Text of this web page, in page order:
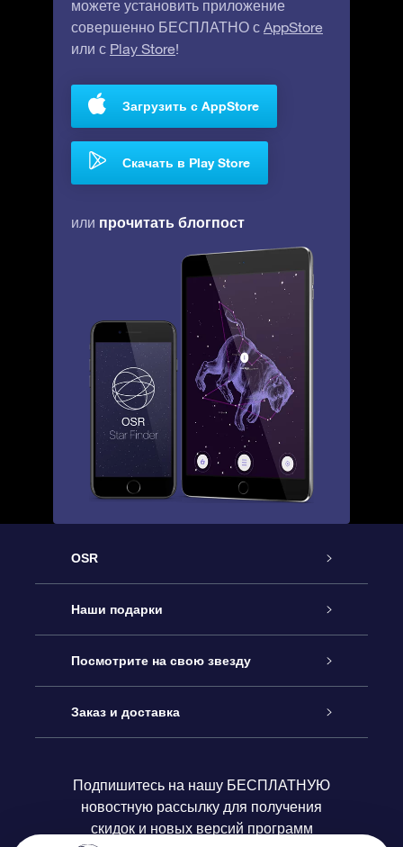
можете установить приложение
совершенно БЕСПЛАТНО с AppStore
или с Play Store!
Загрузить с AppStore
Скачать в Play Store
или прочитать блогпост
OSR
Обслуживание
Как с нами связаться
Блог
Отзывы
Наши подарки
Онлайн подарок Online Star Gift
Подарочный набор OSR
Подарочная карта OSR
Посмотрите на свою звезду
Звездный реестр
Персонализированная страница Star Page
Заказ и доставка
Платежная информация
Подпишитесь на нашу БЕСПЛАТНУЮ
новостную рассылку для получения
скидок и новых версий программ